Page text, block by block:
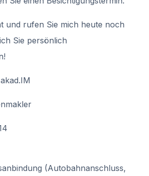
und rufen Sie mich heute noch
Sie persönlich
(Autobahnanschluss,